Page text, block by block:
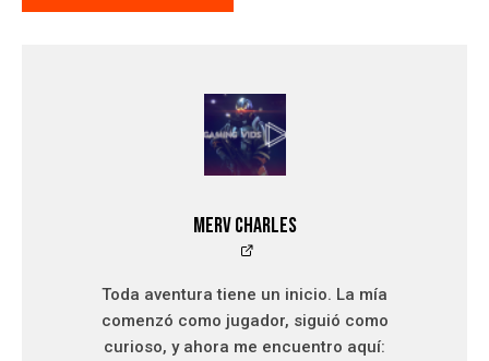
Merv Charles
Toda aventura tiene un inicio. La mía
comenzó como jugador, siguió como
curioso, y ahora me encuentro aquí: